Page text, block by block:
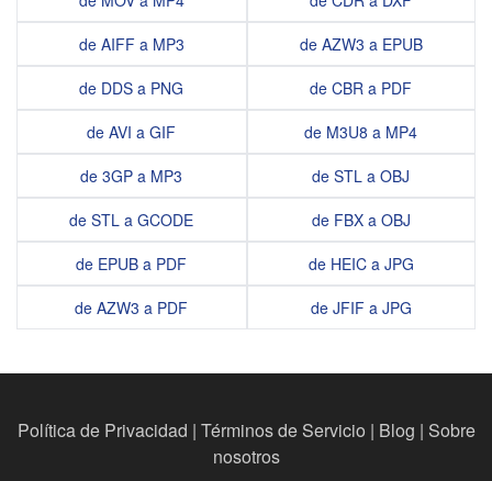
de AIFF a MP3
de DDS a PNG
de AVI a GIF
de 3GP a MP3
de STL a GCODE
de EPUB a PDF
de AZW3 a PDF
de AZW3 a EPUB
de CBR a PDF
de M3U8 a MP4
de STL a OBJ
de FBX a OBJ
de HEIC a JPG
de JFIF a JPG
Política de Privacidad | Términos de Servicio | Blog | Sobre
nosotros